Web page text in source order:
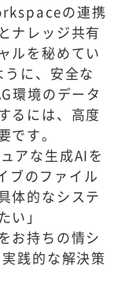
の連携
ナレッジ共有
ルを秘めてい
に、安全な
環境のデータ
るには、高度
す。
アな生成AIを
ブのファイル
体的なシステ
」
お持ちの情シ
践的な解決策